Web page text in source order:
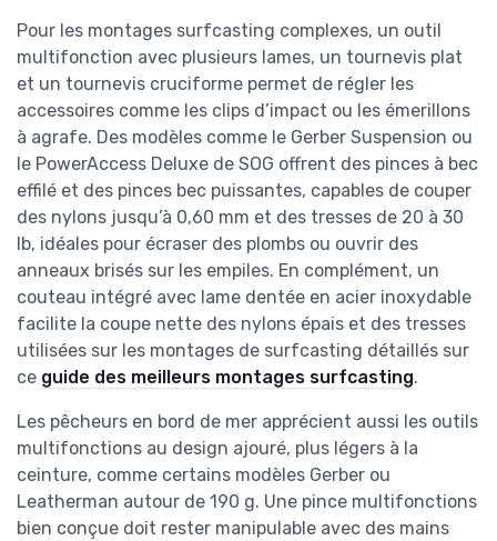
Pour les montages surfcasting complexes, un outil
multifonction avec plusieurs lames, un tournevis plat
et un tournevis cruciforme permet de régler les
accessoires comme les clips d’impact ou les émerillons
à agrafe. Des modèles comme le Gerber Suspension ou
le PowerAccess Deluxe de SOG offrent des pinces à bec
effilé et des pinces bec puissantes, capables de couper
des nylons jusqu’à 0,60 mm et des tresses de 20 à 30
lb, idéales pour écraser des plombs ou ouvrir des
anneaux brisés sur les empiles. En complément, un
couteau intégré avec lame dentée en acier inoxydable
facilite la coupe nette des nylons épais et des tresses
utilisées sur les montages de surfcasting détaillés sur
ce guide des meilleurs montages surfcasting.
Les pêcheurs en bord de mer apprécient aussi les outils
multifonctions au design ajouré, plus légers à la
ceinture, comme certains modèles Gerber ou
Leatherman autour de 190 g. Une pince multifonctions
bien conçue doit rester manipulable avec des mains